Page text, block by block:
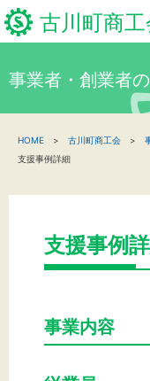
古川町商工
古
古川
事業者・創業者
HOME 古川町商工会
支援事例詳細
支援事例
事業内容